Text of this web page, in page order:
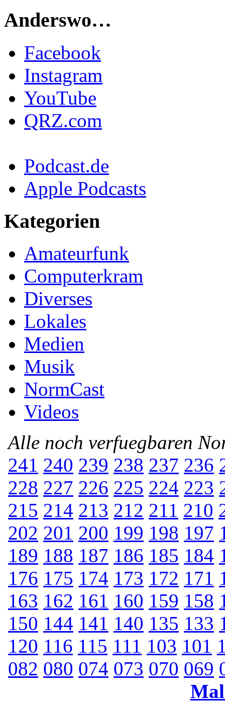
Anderswo…
Facebook
Instagram
YouTube
QRZ.com
Podcast.de
Apple Podcasts
Kategorien
Amateurfunk
Computerkram
Diverses
Lokales
Medien
Musik
NormCast
Videos
Alle noch verfuegbaren
241 240 239 238 237 236
228 227 226 225 224 223
215 214 213 212 211 210
202 201 200 199 198 197
189 188 187 186 185 184
176 175 174 173 172 171
163 162 161 160 159 158
150 144 141 140 135 133
120 116 115 111 103 101
082 080 074 073 070 069